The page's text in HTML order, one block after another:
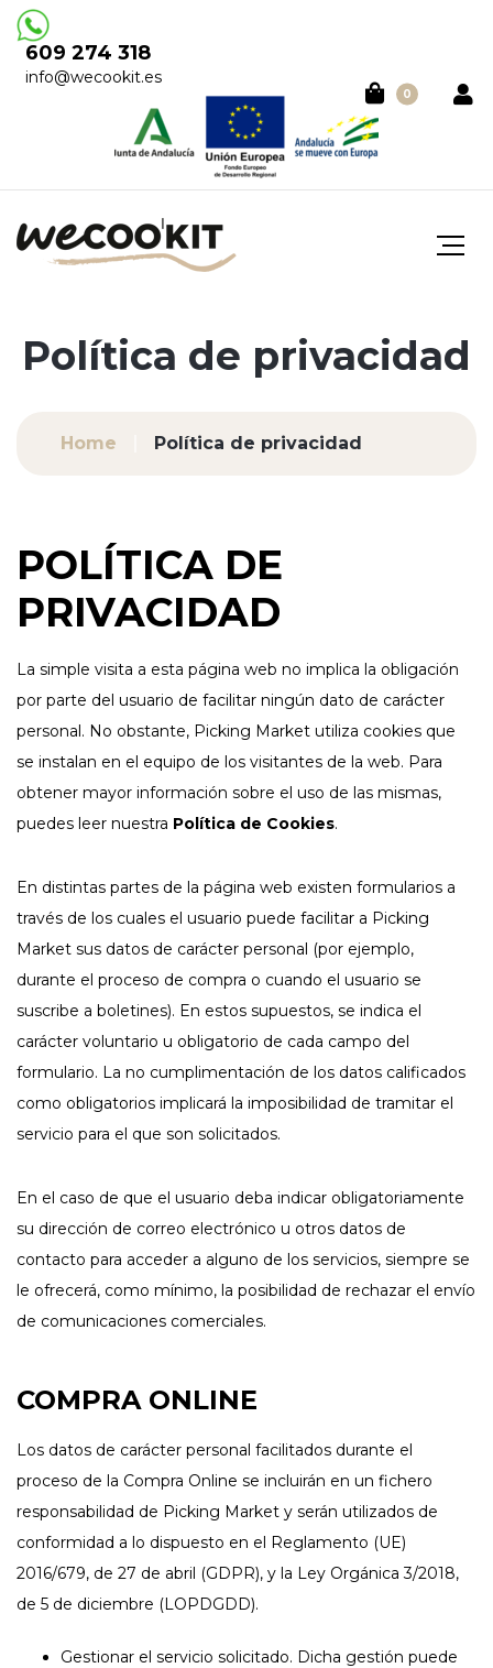
609 274 318
info@wecookit.es
0
Política de privacidad
Home Política de privacidad
POLÍTICA DE
PRIVACIDAD
La simple visita a esta página web no implica la obligación
por parte del usuario de facilitar ningún dato de carácter
personal. No obstante, Picking Market utiliza cookies que
se instalan en el equipo de los visitantes de la web. Para
obtener mayor información sobre el uso de las mismas,
puedes leer nuestra Política de Cookies.
En distintas partes de la página web existen formularios a
través de los cuales el usuario puede facilitar a Picking
Market sus datos de carácter personal (por ejemplo,
durante el proceso de compra o cuando el usuario se
suscribe a boletines). En estos supuestos, se indica el
carácter voluntario u obligatorio de cada campo del
formulario. La no cumplimentación de los datos calificados
como obligatorios implicará la imposibilidad de tramitar el
servicio para el que son solicitados.
En el caso de que el usuario deba indicar obligatoriamente
su dirección de correo electrónico u otros datos de
contacto para acceder a alguno de los servicios, siempre se
le ofrecerá, como mínimo, la posibilidad de rechazar el envío
de comunicaciones comerciales.
COMPRA ONLINE
Los datos de carácter personal facilitados durante el
proceso de la Compra Online se incluirán en un fichero
responsabilidad de Picking Market y serán utilizados de
conformidad a lo dispuesto en el Reglamento (UE)
2016/679, de 27 de abril (GDPR), y la Ley Orgánica 3/2018,
de 5 de diciembre (LOPDGDD).
Gestionar el servicio solicitado. Dicha gestión puede